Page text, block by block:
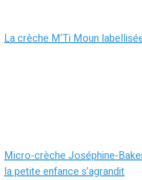
La crèche M’Ti Moun
Micro-crèche Joséphine-
la petite enfance s’agrandit